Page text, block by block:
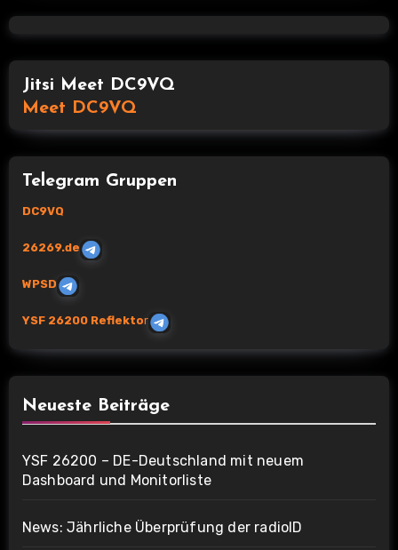
Jitsi Meet DC9VQ
Meet DC9VQ
Telegram Gruppen
DC9VQ
26269.de
WPSD
YSF 26200 Reflektor
Neueste Beiträge
YSF 26200 – DE-Deutschland mit neuem
Dashboard und Monitorliste
News: Jährliche Überprüfung der radioID